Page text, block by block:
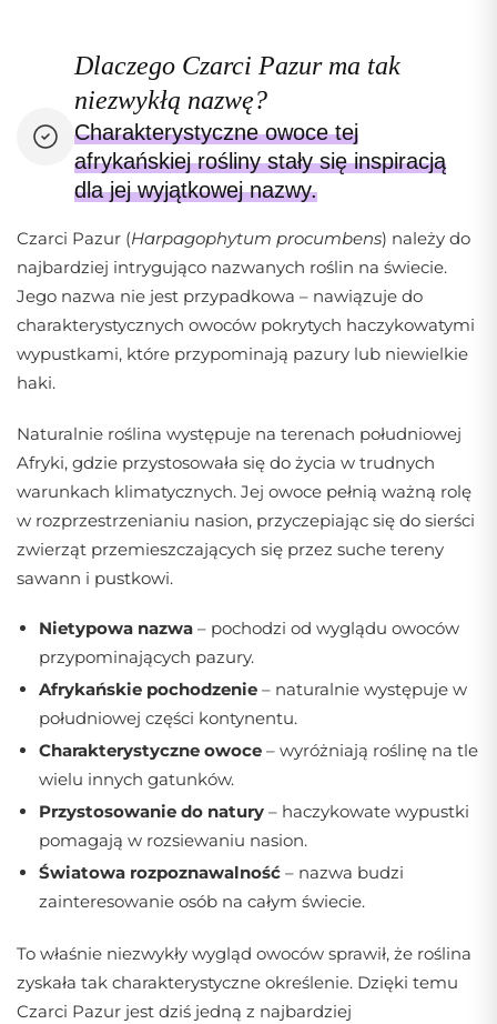
Dlaczego Czarci Pazur ma tak
niezwykłą nazwę?
Charakterystyczne owoce tej
afrykańskiej rośliny stały się inspiracją
dla jej wyjątkowej nazwy.
Czarci Pazur (Harpagophytum procumbens) należy do
najbardziej intrygująco nazwanych roślin na świecie.
Jego nazwa nie jest przypadkowa – nawiązuje do
charakterystycznych owoców pokrytych haczykowatymi
wypustkami, które przypominają pazury lub niewielkie
haki.
Naturalnie roślina występuje na terenach południowej
Afryki, gdzie przystosowała się do życia w trudnych
warunkach klimatycznych. Jej owoce pełnią ważną rolę
w rozprzestrzenianiu nasion, przyczepiając się do sierści
zwierząt przemieszczających się przez suche tereny
sawann i pustkowi.
Nietypowa nazwa – pochodzi od wyglądu owoców
przypominających pazury.
Afrykańskie pochodzenie – naturalnie występuje w
południowej części kontynentu.
Charakterystyczne owoce – wyróżniają roślinę na tle
wielu innych gatunków.
Przystosowanie do natury – haczykowate wypustki
pomagają w rozsiewaniu nasion.
Światowa rozpoznawalność – nazwa budzi
zainteresowanie osób na całym świecie.
To właśnie niezwykły wygląd owoców sprawił, że roślina
zyskała tak charakterystyczne określenie. Dzięki temu
Czarci Pazur jest dziś jedną z najbardziej